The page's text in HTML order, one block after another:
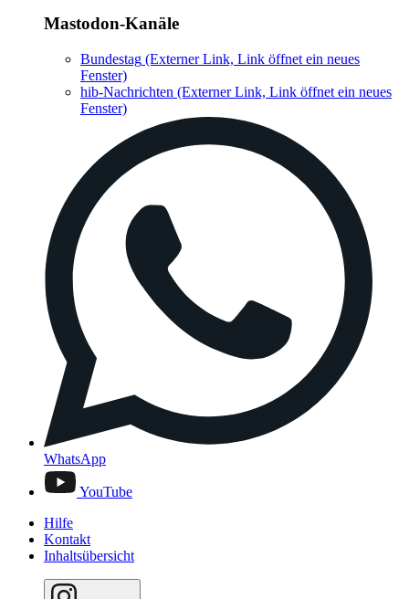
Mastodon-Kanäle
Bundestag (Externer Link, Link öffnet ein neues
Fenster)
hib-Nachrichten (Externer Link, Link öffnet ein neues
Fenster)
WhatsApp
YouTube
Hilfe
Kontakt
Inhaltsübersicht